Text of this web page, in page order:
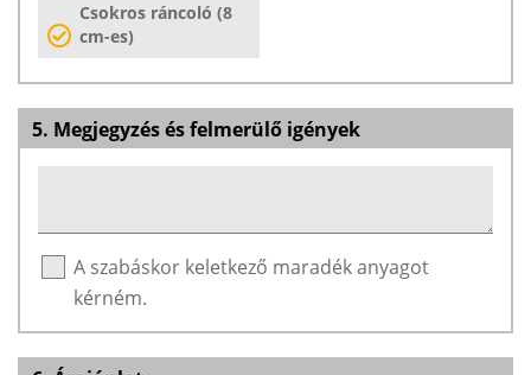
Csokros ráncoló (8
cm-es)
5. Megjegyzés és felmerülő igények
A szabáskor keletkező maradék anyagot
kérném.